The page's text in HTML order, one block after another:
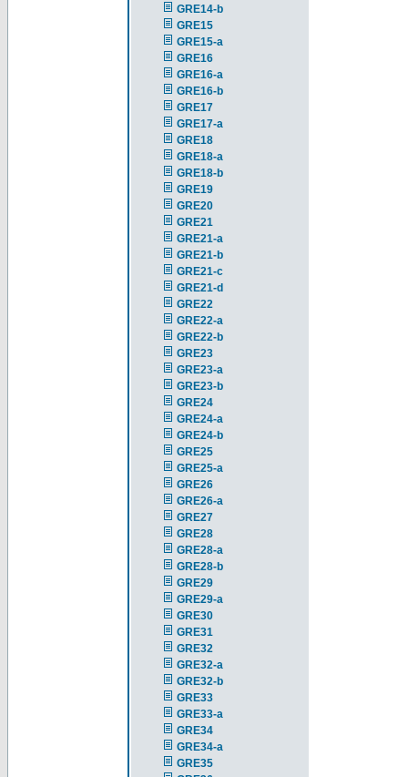
GRE14-b
GRE15
GRE15-a
GRE16
GRE16-a
GRE16-b
GRE17
GRE17-a
GRE18
GRE18-a
GRE18-b
GRE19
GRE20
GRE21
GRE21-a
GRE21-b
GRE21-c
GRE21-d
GRE22
GRE22-a
GRE22-b
GRE23
GRE23-a
GRE23-b
GRE24
GRE24-a
GRE24-b
GRE25
GRE25-a
GRE26
GRE26-a
GRE27
GRE28
GRE28-a
GRE28-b
GRE29
GRE29-a
GRE30
GRE31
GRE32
GRE32-a
GRE32-b
GRE33
GRE33-a
GRE34
GRE34-a
GRE35